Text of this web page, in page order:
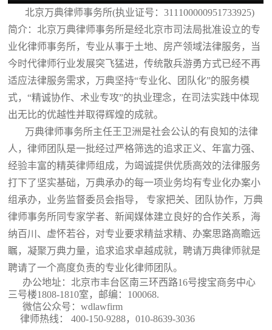
北京万典律师事务所(执业证号：311100000951733925)
简介：北京万典律师事务所是经北京市司法局批准设立的专
业化律师事务所，专业从事于土地、房产领域法律服务，当
今时代律师行业发展突飞猛进，传统散兵游勇方式已经不再
适应法律服务需求，万典坚持“专业化、团队化”的服务模
式，“精诚协作、术业专攻”的执业理念，在司法实践中体现
出无比的优越性并取得辉煌的成就。
万典律师事务所主任王卫洲是社会公认的有良知的法律
人，律师团队是一批经过严格筛选的追求正义、年富力强、
经验丰富的精英律师组成，为竭诚提供优质高效的法律服务
打下了坚实基础，万典承办的每一项业务均有专业化办案小
组承办，业务监督委员会指导， 专家把关、团队协作，万典
律师事务所同专家学者、新闻媒体建立良好的合作关系，海
纳百川、虚怀若谷，对专业要求精益求精、办案思路高瞻远
瞩，凝聚万典力量，追求追求卓越成就，聘请万典律师就是
聘请了一个高度负责的专业化律师团队。
办公地址：北京市丰台区南三环西路16号搜宝商务中心
三号楼1808-1810室 ，邮编：100068.
微信公众号：wdlawfirm
律师热线： 400-150-9288，010-8639-3036